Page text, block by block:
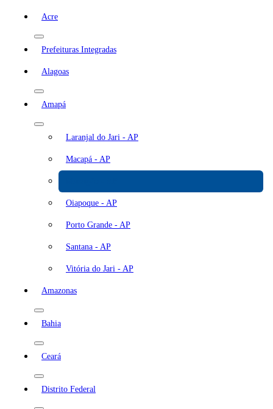
Acre
Prefeituras Integradas
Alagoas
Amapá
Laranjal do Jari - AP
Macapá - AP
Oiapoque - AP
Porto Grande - AP
Santana - AP
Vitória do Jari - AP
Amazonas
Bahia
Ceará
Distrito Federal